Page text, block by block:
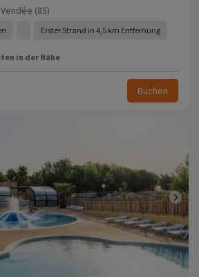
(85)
Erster Strand in 4,5 km Entfernung
in der Nähe
Buchen